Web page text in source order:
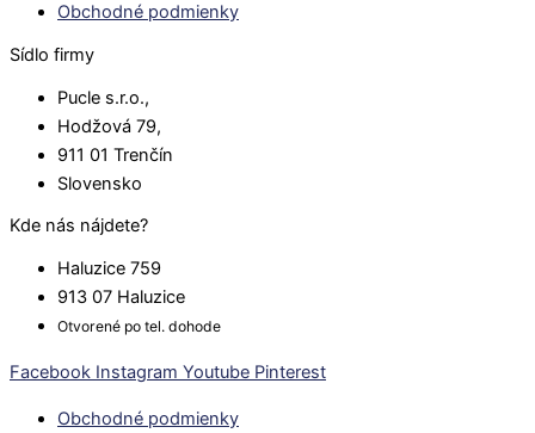
Obchodné podmienky
Sídlo firmy
Pucle s.r.o.,
Hodžová 79,
911 01 Trenčín
Slovensko
Kde nás nájdete?
Haluzice 759
913 07 Haluzice
Otvorené po tel. dohode
Facebook Instagram Youtube Pinterest
Obchodné podmienky